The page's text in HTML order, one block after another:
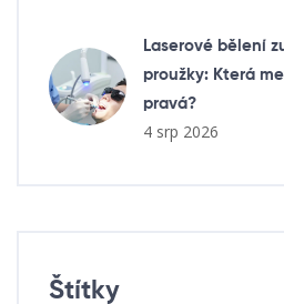
Laserové bělení
proužky: Která
pravá?
4 srp 2026
Štítky